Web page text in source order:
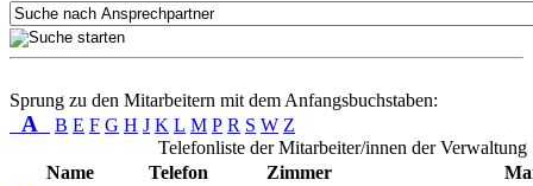
Sprung zu den Mitarbeitern mit dem Anfangsbuchstaben:
A B E F G H J K L M P R S W Z
Telefonliste der Mitarbeiter/innen der Verwaltung
Name
Telefon Zimmer